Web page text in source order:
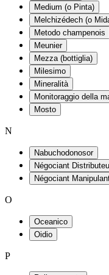
Medium (o Pinta)
Melchizédech (o
Metodo champenois
Meunier
Mezza (bottiglia)
Milesimo
Mineralità
Monitoraggio della
Mosto
N
Nabuchodonosor
Négociant
Négociant
O
Oceanico
Oidio
P